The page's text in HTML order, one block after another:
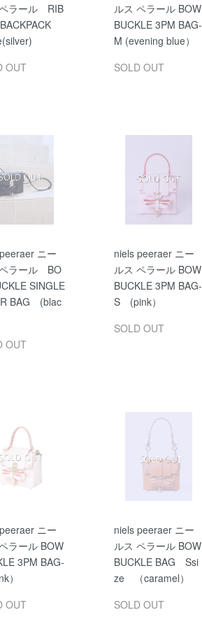
ラール RIB
OUT
ルス ペラール BOW
BUCKLE 3PM BAG-
M (evening blue）
SOLD OUT
ニー
ラール BO
SINGLE
BAG (blac
OUT
niels peeraer ニー
ルス ペラール BOW
BUCKLE 3PM BAG-
S (pink）
SOLD OUT
ニー
ラール BOW
3PM BAG-
）
OUT
niels peeraer ニー
ルス ペラール BOW
BUCKLE BAG Ssi
ze （caramel）
SOLD OUT